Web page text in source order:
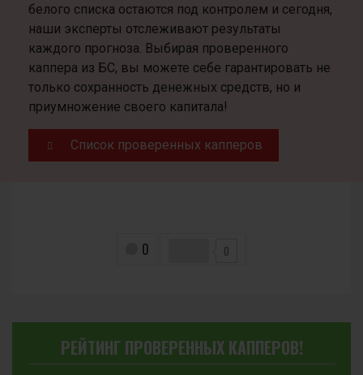
белого списка остаются под контролем и сегодня,
наши эксперты отслеживают результаты
каждого прогноза. Выбирая проверенного
каппера из БС, вы можете себе гарантировать не
только сохранность денежных средств, но и
приумножение своего капитала!
Список проверенных капперов
0 0
РЕЙТИНГ ПРОВЕРЕННЫХ КАППЕРОВ!